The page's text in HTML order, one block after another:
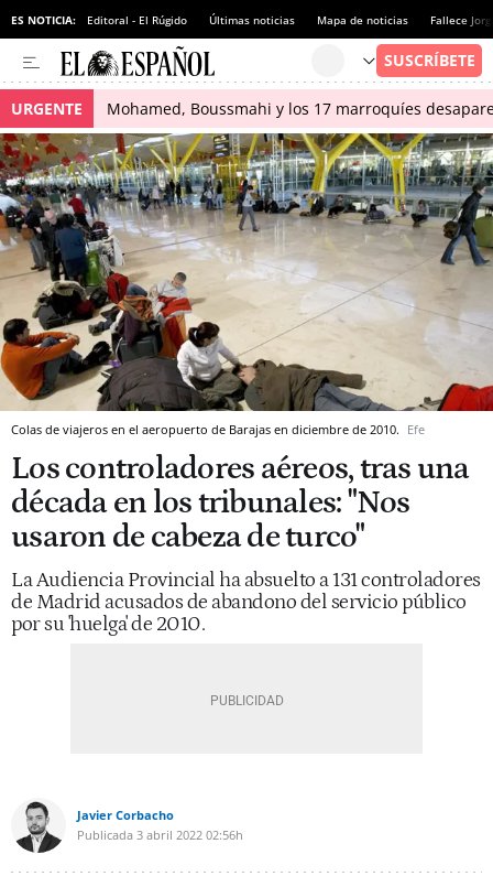
ES NOTICIA: Editoral - El Rúgido Últimas noticias Mapa de noticias Fallece
URGENTE Mohamed, Boussmahi y los 17 marroquíes
Colas de viajeros en el aeropuerto de Barajas en diciembre de 2010. Efe
Los controladores aéreos, tras una
década en los tribunales: "Nos
usaron de cabeza de turco"
La Audiencia Provincial ha absuelto a 131 controladores
de Madrid acusados de abandono del servicio público
por su 'huelga' de 2010.
Javier Corbacho
Publicada 3 abril 2022 02:56h